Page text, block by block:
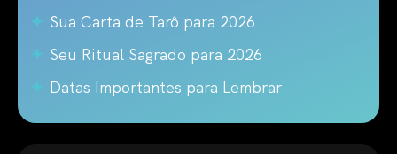
Sua Carta de Tarô para 2026
Seu Ritual Sagrado para 2026
Datas Importantes para Lembrar